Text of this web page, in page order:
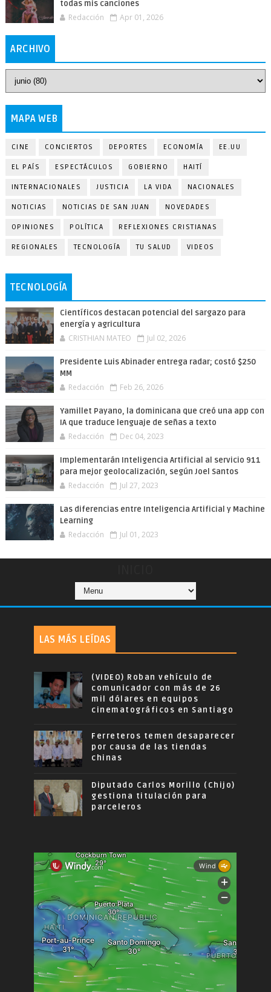
todas mis canciones
Redacción Apr 01, 2026
ARCHIVO
MAPA WEB
CINE CONCIERTOS DEPORTES ECONOMÍA EE.UU
EL PAÍS ESPECTÁCULOS GOBIERNO HAITÍ
INTERNACIONALES JUSTICIA LA VIDA NACIONALES
NOTICIAS NOTICIAS DE SAN JUAN NOVEDADES
OPINIONES POLÍTICA REFLEXIONES CRISTIANAS
REGIONALES TECNOLOGÍA TU SALUD VIDEOS
TECNOLOGÍA
Científicos destacan potencial del sargazo para
energía y agricultura
CRISTHIAN MATEO Jul 02, 2026
Presidente Luis Abinader entrega radar; costó $250
MM
Redacción Feb 26, 2026
Yamillet Payano, la dominicana que creó una app con
IA que traduce lenguaje de señas a texto
Redacción Dec 04, 2023
Implementarán Inteligencia Artificial al servicio 911
para mejor geolocalización, según Joel Santos
Redacción Jul 27, 2023
Las diferencias entre Inteligencia Artificial y Machine
Learning
Redacción Jul 01, 2023
LAS MÁS LEÍDAS
(VIDEO) Roban vehículo de
comunicador con más de 26
mil dólares en equipos
cinematográficos en Santiago
Ferreteros temen desaparecer
por causa de las tiendas
chinas
Diputado Carlos Morillo (Chijo)
gestiona titulación para
parceleros